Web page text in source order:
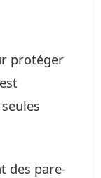
protéger
des pare-